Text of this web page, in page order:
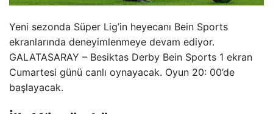
Yeni sezonda Süper Lig’in heyecanı Bein Sports
ekranlarında deneyimlenmeye devam ediyor.
GALATASARAY – Besiktas Derby Bein Sports 1 ekran
Cumartesi günü canlı oynayacak. Oyun 20: 00’de
başlayacak.